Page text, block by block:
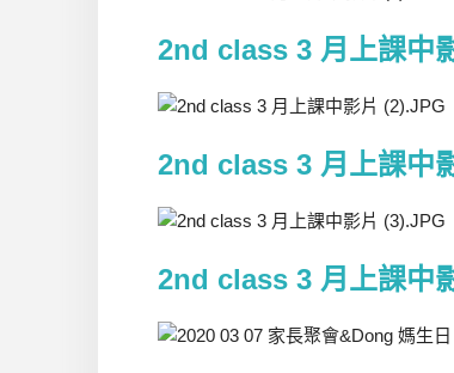
2nd class 3 月上課中
2nd class 3 月上課中
2nd class 3 月上課中